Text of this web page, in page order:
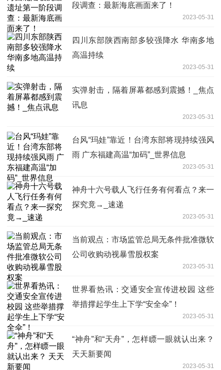
段调查：最新海底画面来了！
2023-05-31
四川东部陕西南部多较强降水 华南多地
高温持续
2023-05-31
实弹射击，隔着屏幕都感到震撼！_焦点
讯息
2023-05-31
台风“玛娃”靠近！台湾东部将现持续强风
雨 广东福建高温“加码”_世界信息
2023-05-31
神舟十六号载人飞行任务有何看点？来一
探究竟→_速递
2023-05-31
当前观点：市场监管总局无条件批准微软
公司收购动视暴雪股权案
2023-05-31
世界看热讯：交通安全宣传进校园 这些
举措撑起学生上下学“安全伞”！
2023-05-31
“神舟”和“天舟”，怎样瞟一眼就认出来？
天天新要闻
2023-05-31